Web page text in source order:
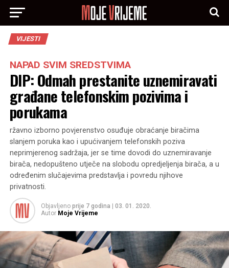
VIJESTI
NAPAD SVIM SREDSTVIMA
DIP: Odmah prestanite uznemiravati
građane telefonskim pozivima i
porukama
ržavno izborno povjerenstvo osuđuje obraćanje biračima
slanjem poruka kao i upućivanjem telefonskih poziva
neprimjerenog sadržaja, jer se time dovodi do uznemiravanje
birača, nedopušteno utječe na slobodu opredjeljenja birača, a u
određenim slučajevima predstavlja i povredu njihove
privatnosti.
Objavljeno prije 7 godina
03. 01. 2020.
Autor Moje Vrijeme